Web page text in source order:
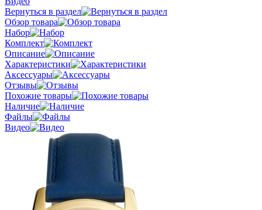
Вернуться в раздел
Обзор товара
Набор
Комплект
Описание
Характеристики
Аксессуары
Отзывы
Похожие товары
Наличие
Файлы
Видео